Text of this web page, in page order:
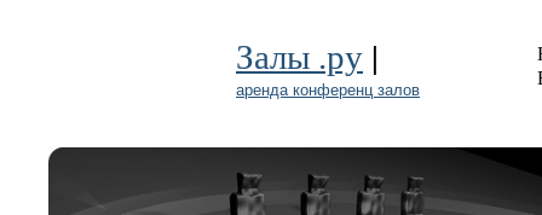
Залы .ру |
аренда конференц залов